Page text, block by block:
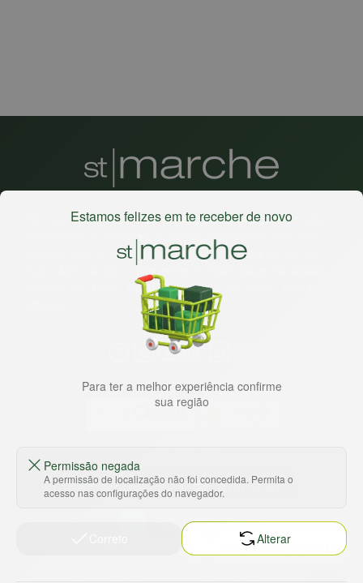
Há mais de 22 anos, o St. Marche busca oferecer a melhor
experiência de compras, a preços competitivos, pra você
comprar tudo o que precisa para seu dia a dia em um só
lugar. Além da loja online temos 31 lojas físicas na capital,
Grande São Paulo, litoral e interior de São Paulo. Vem ser
HORTUS COMERCIO DE ALIMENTOS S.A
CNPJ: 09.000.493/0002-15
Estamos felizes em te receber de novo
Para ter a melhor experiência confirme
sua região
Permissão negada
A permissão de localização não foi concedida. Permita o
acesso nas configurações do navegador.
Alterar